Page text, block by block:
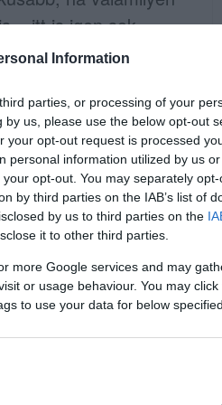
Information
parties, or processing of your
us, please use the below opt-out
your opt-out request is processed
personal information utilized by us
opt-out. You may separately
by third parties on the IAB’s list of
by us to third parties on the
it to other third parties.
more Google services and may
or usage behaviour. You may
to use your data for below
– itt is igen sok
az alsó és
kis trikó is kerülhet
a 100%-
akkor
– fontos
válasszunk.